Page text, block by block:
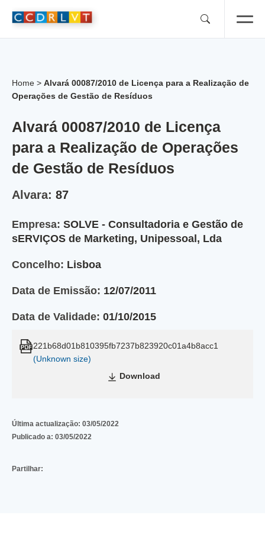
Home > Alvará 00087/2010 de Licença para a Realização de
Operações de Gestão de Resíduos
Alvará 00087/2010 de Licença
para a Realização de Operações
de Gestão de Resíduos
Alvara: 87
Empresa: SOLVE - Consultadoria e Gestão de
sERVIÇOS de Marketing, Unipessoal, Lda
Concelho: Lisboa
Data de Emissão: 12/07/2011
Data de Validade: 01/10/2015
221b68d01b810395fb7237b823920c01a4b8acc1
(Unknown size)
Download
Última actualização: 03/05/2022
Publicado a: 03/05/2022
Partilhar: